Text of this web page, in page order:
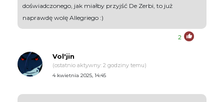
doświadczonego, jak miałby przyjść De Zerbi, to już
naprawdę wolę Allegriego :)
2
Vol'jin
(ostatnio aktywny: 2 godziny temu)
4 kwietnia 2025, 14:45